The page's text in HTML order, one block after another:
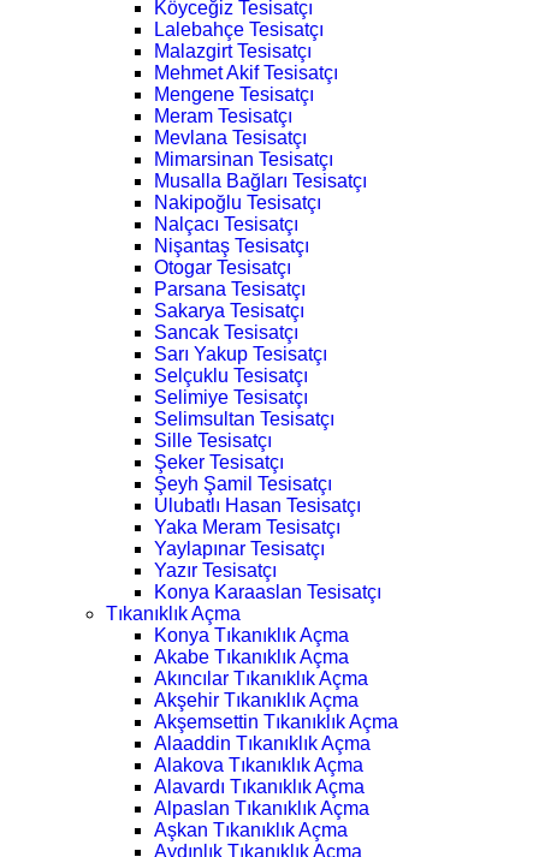
Köyceğiz Tesisatçı
Lalebahçe Tesisatçı
Malazgirt Tesisatçı
Mehmet Akif Tesisatçı
Mengene Tesisatçı
Meram Tesisatçı
Mevlana Tesisatçı
Mimarsinan Tesisatçı
Musalla Bağları Tesisatçı
Nakipoğlu Tesisatçı
Nalçacı Tesisatçı
Nişantaş Tesisatçı
Otogar Tesisatçı
Parsana Tesisatçı
Sakarya Tesisatçı
Sancak Tesisatçı
Sarı Yakup Tesisatçı
Selçuklu Tesisatçı
Selimiye Tesisatçı
Selimsultan Tesisatçı
Sille Tesisatçı
Şeker Tesisatçı
Şeyh Şamil Tesisatçı
Ulubatlı Hasan Tesisatçı
Yaka Meram Tesisatçı
Yaylapınar Tesisatçı
Yazır Tesisatçı
Konya Karaaslan Tesisatçı
Tıkanıklık Açma
Konya Tıkanıklık Açma
Akabe Tıkanıklık Açma
Akıncılar Tıkanıklık Açma
Akşehir Tıkanıklık Açma
Akşemsettin Tıkanıklık Açma
Alaaddin Tıkanıklık Açma
Alakova Tıkanıklık Açma
Alavardı Tıkanıklık Açma
Alpaslan Tıkanıklık Açma
Aşkan Tıkanıklık Açma
Aydınlık Tıkanıklık Açma